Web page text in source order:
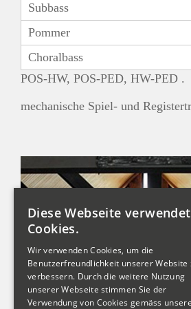
Subbass
Pommer
Choralbass
POS-HW, POS-PED, HW-PED .
mechanische Spiel- und
Diese Webseite verwendet
Cookies.
Wir verwenden Cookies, um die
Benutzerfreundlichkeit unserer Website
verbessern. Durch die weitere Nutzung
unserer Webseite stimmen Sie der
Verwendung von Cookies gemäss